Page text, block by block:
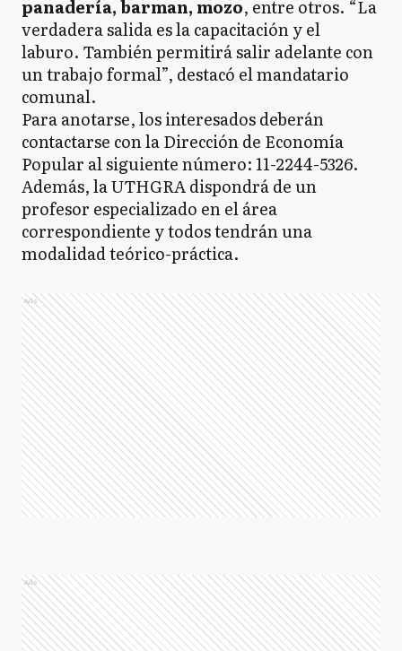
panadería, barman, mozo, entre otros. “La
verdadera salida es la capacitación y el
laburo. También permitirá salir adelante con
un trabajo formal”, destacó el mandatario
comunal.
Para anotarse, los interesados deberán
contactarse con la Dirección de Economía
Popular al siguiente número: 11-2244-5326.
Además, la UTHGRA dispondrá de un
profesor especializado en el área
correspondiente y todos tendrán una
modalidad teórico-práctica.
Ads
Ads